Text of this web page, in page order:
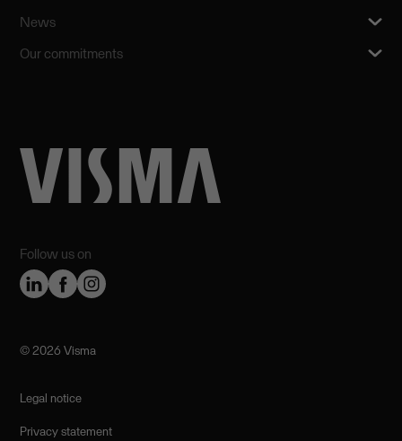
Follow us on
News
Our commitments
©️ 2026 Visma
Legal notice
Privacy statement